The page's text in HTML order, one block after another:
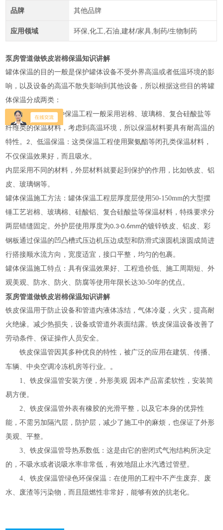
品牌 其他品牌
应用领域 环保,化工,石油,建材/家具,制药/生物制药
泵房管道做铁皮岩棉保温知识讲解
罐体保温的目的一般是保护罐体设备不受外界高温或者低温环境的影
响，以及设备的高温不散失影响到其他设备，所以根据这些目的将罐
体保温分成两类：
、高温保温：这种保温工程一般采用岩棉、玻璃棉、复合硅酸盐等
纤维类的保温材料，考虑到高温环境，所以保温材料要具有耐高温的
特性。2、低温保温：这类保温工程使用聚氨酯等闭孔类保温材料，
不仅保温效果好，而且吸水。
内层采用不同的材料，外层材料就要起到保护的作用，比如铁皮、铝
皮、玻璃钢等。
罐体保温施工方法：罐体保温工程层厚度层使用50-150mm的大型摆
锤工艺岩棉、玻璃棉、硅酸铝、复合硅酸盐等保温材料，特殊要求分
两层错缝固定。外护层使用厚度为0.3-0.6mm的镀锌铁皮、铝皮、彩
钢板通过保温的凹凸槽式压边机压边成型和防滑式滚圆机滚圆成筒进
行搭接顺水流方向，宽度适宜，接口平整，均匀的包裹。
罐体保温施工特点：具有保温效果好、工程造价低、施工周期短、外
观美观、防水、防火、防腐等使用年限长达30-50年的优点。
泵房管道做铁皮岩棉保温知识讲解
铁皮保温用于防止设备和管道内液体冻结，气体冷凝，火灾，提高耐
火绝缘。减少热损失，设备或管道外表面结露。铁皮保温设备改善了
劳动条件、保证操作人员安全。
铁皮保温管因其多种优良的特性，被广泛的应用在建筑、传播、
车辆、中央空调冷冻机房等行业。
。
1、铁皮保温管安装方便，外形美观 因本产品富柔软性，安装简
易方便。
2、铁皮保温管外表有橡胶的光滑平整，以及它本身的优异性
能，不需另加隔汽层，防护层，减少了施工中的麻烦，也保证了外形
美观、平整。
3、铁皮保温管导热系数低：这是由它的密闭式气泡结构所决定
的，不吸水或者说吸水率非常低，有效地阻止水汽透过管壁。
4、铁皮保温管绿色环保保温：在使用的工程中不产生废弃、废
水、废渣等污染物，而且阻燃性非常好，能够有效的抗老化。